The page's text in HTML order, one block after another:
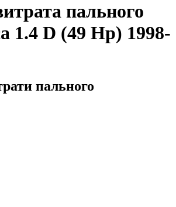
пального
1.4 D (49 Hp) 1998-
пального